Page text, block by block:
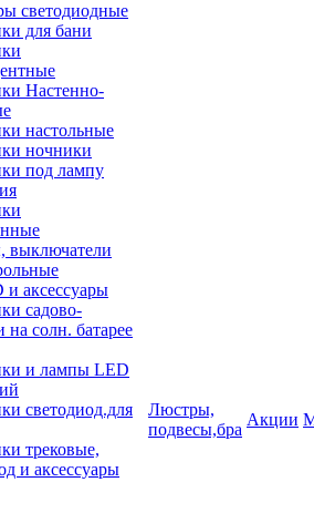
светодиодные
для бани
Настенно-
настольные
ночники
под лампу
выключатели
и аксессуары
садово-
на солн. батарее
и лампы LED
светодиод.для
трековые,
и аксессуары
Люстры,
подвесы,бра
Акции